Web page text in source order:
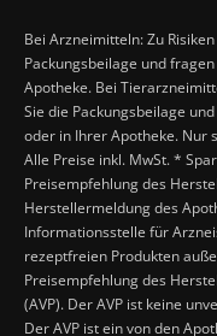
Bei Arzneimitteln: Zu
Packungsbeilage und
Apotheke. Bei
Sie die Packungsbeilage
oder in Ihrer Apotheke. Nur
Alle Preise inkl. MwSt. *
Preisempfehlung des
Herstellermeldung des
Informationsstelle für
rezeptfreien Produkten
Preisempfehlung des
(AVP). Der AVP ist keine
Der AVP ist ein von den